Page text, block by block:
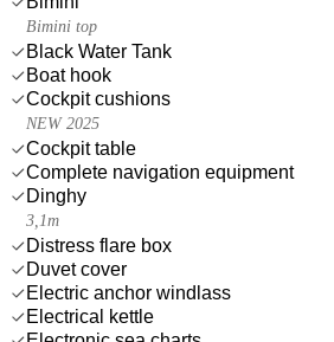
Bimini top
Black Water Tank
Boat hook
Cockpit cushions
NEW 2025
Cockpit table
Complete navigation equipment
Dinghy
3,1m
Distress flare box
Duvet cover
Electric anchor windlass
Electrical kettle